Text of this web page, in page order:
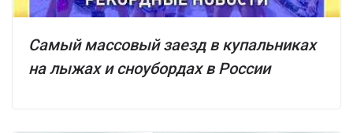
Самый массовый заезд в купальниках
на лыжах и сноубордах в России